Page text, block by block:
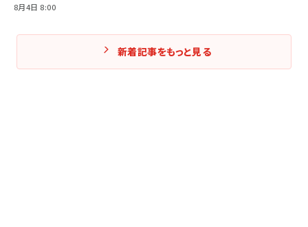
8月4日 8:00
新着記事をもっと見る